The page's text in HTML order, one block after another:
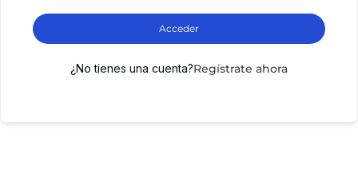
Acceder
¿No tienes una cuenta?Regístrate ahora